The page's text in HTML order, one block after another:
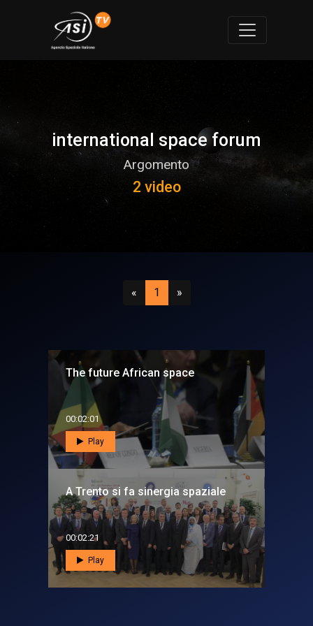
international space forum
Argomento
2 video
«Precedente
1 (attuale)
»Successivo
The future African space
00:02:01
Play
A Trento si fa sinergia spaziale
00:02:21
Play